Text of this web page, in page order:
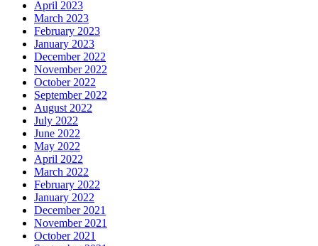
April 2023
March 2023
February 2023
January 2023
December 2022
November 2022
October 2022
September 2022
August 2022
July 2022
June 2022
May 2022
April 2022
March 2022
February 2022
January 2022
December 2021
November 2021
October 2021